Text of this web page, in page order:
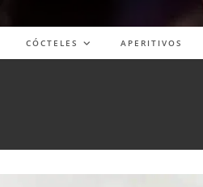
CÓCTELES APERITIVOS